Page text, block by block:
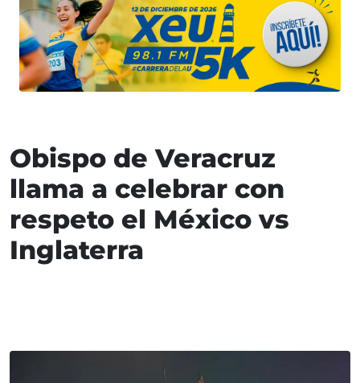
Obispo de Veracruz
llama a celebrar con
respeto el México vs
Inglaterra